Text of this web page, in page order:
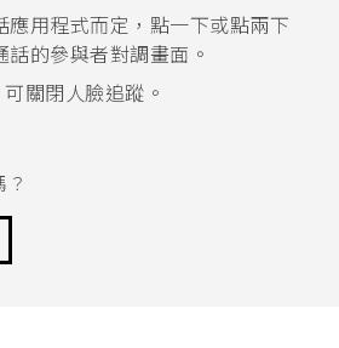
應用程式而定，點一下或點兩下
話的參與者對調畫面。
可關閉 人臉追蹤 。
？